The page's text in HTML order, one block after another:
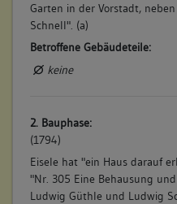
Garten in der Vorstadt,
Schnell". (a)
Betroffene Gebäudeteile:
keine
2. Bauphase:
(1794)
Eisele hat "ein Haus darauf
"Nr. 305 Eine Behausung
Ludwig Güthle und Ludwig